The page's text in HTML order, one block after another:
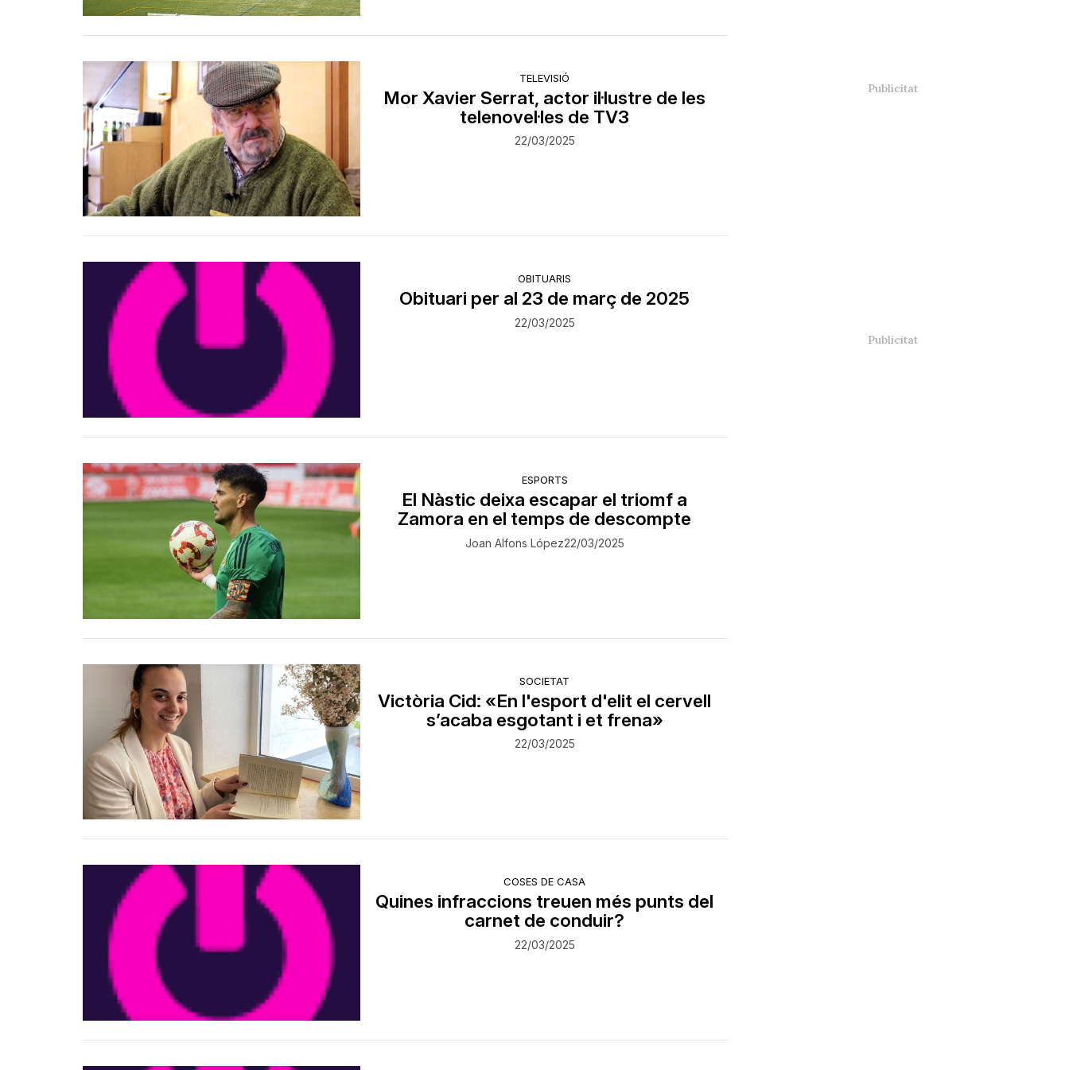
TELEVISIÓ
Mor Xavier Serrat, actor il·lustre de les
telenovel·les de TV3
22/03/2025
OBITUARIS
Obituari per al 23 de març de 2025
22/03/2025
ESPORTS
El Nàstic deixa escapar el triomf a
Zamora en el temps de descompte
Joan Alfons López22/03/2025
SOCIETAT
Victòria Cid: «En l'esport d'elit el cervell
s’acaba esgotant i et frena»
22/03/2025
COSES DE CASA
Quines infraccions treuen més punts del
carnet de conduir?
22/03/2025